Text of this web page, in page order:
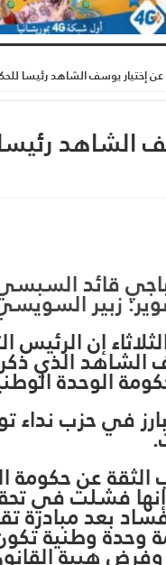
عن إختيار يوسف الشاهد رئيسا
الشاهد
إن الرئيس
الذي
الوحدة
في حزب
الثقة عن حكومة
إنها فشلت في
بعد
وطنية
وفرض هيبة